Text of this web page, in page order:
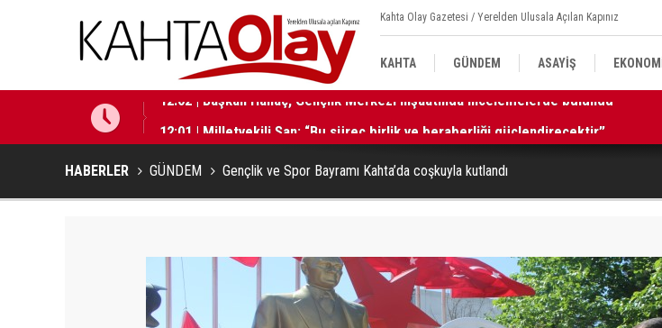
Kahta Olay Gazetesi / Yerelden Ulusala Açılan Kapınız
KAHTA GÜNDEM ASAYİŞ
HABERLER GÜNDEM Gençlik ve Spor Bayramı Kahta’da coşkuyla kutlandı